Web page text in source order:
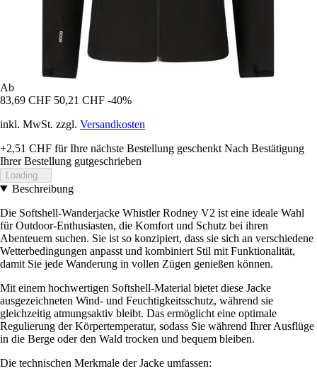
Ab
83,69 CHF 50,21 CHF -40%
inkl. MwSt. zzgl. Versandkosten
+2,51 CHF für Ihre nächste Bestellung geschenkt Nach Bestätigung
Ihrer Bestellung gutgeschrieben
Loading...
Beschreibung
Die Softshell-Wanderjacke Whistler Rodney V2 ist eine ideale Wahl
für Outdoor-Enthusiasten, die Komfort und Schutz bei ihren
Abenteuern suchen. Sie ist so konzipiert, dass sie sich an verschiedene
Wetterbedingungen anpasst und kombiniert Stil mit Funktionalität,
damit Sie jede Wanderung in vollen Zügen genießen können.
Mit einem hochwertigen Softshell-Material bietet diese Jacke
ausgezeichneten Wind- und Feuchtigkeitsschutz, während sie
gleichzeitig atmungsaktiv bleibt. Das ermöglicht eine optimale
Regulierung der Körpertemperatur, sodass Sie während Ihrer Ausflüge
in die Berge oder den Wald trocken und bequem bleiben.
Die technischen Merkmale der Jacke umfassen: